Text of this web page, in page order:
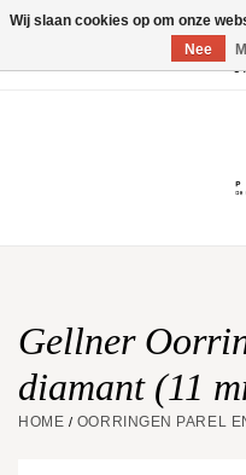
0
Huwelijk
Geschenkbon
Gellner
diamant (11
HOME / OORRINGEN PAREL
Wij slaan cookies op om onze
Nee